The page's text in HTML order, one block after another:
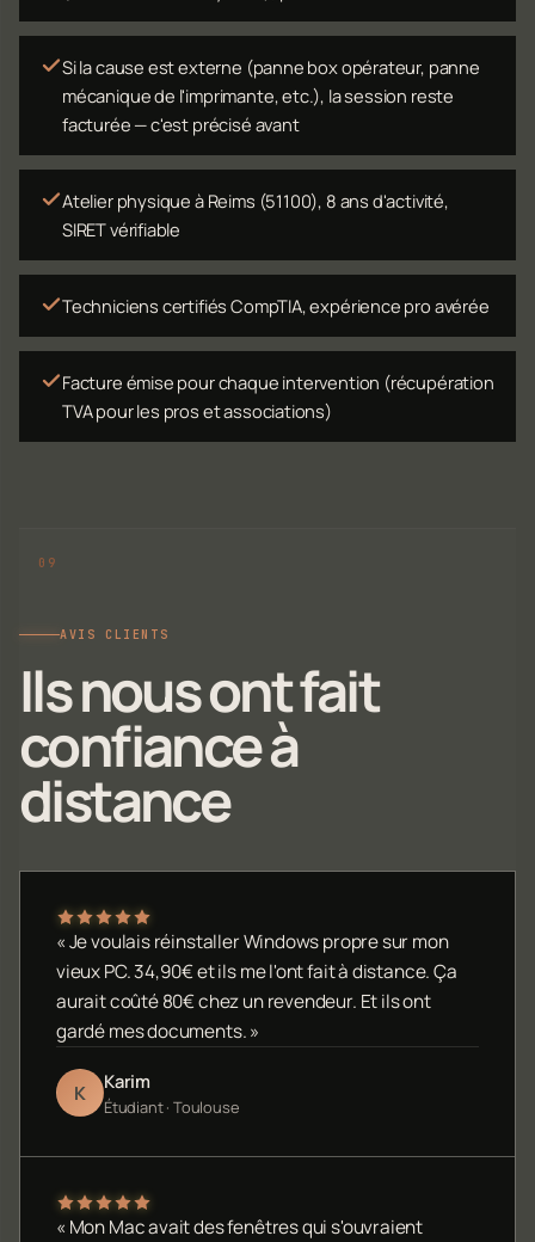
Si la cause est externe (panne box opérateur, panne
mécanique de l'imprimante, etc.), la session reste
facturée — c'est précisé avant
Atelier physique à Reims (51100), 8 ans d'activité,
SIRET vérifiable
Techniciens certifiés CompTIA, expérience pro avérée
Facture émise pour chaque intervention (récupération
TVA pour les pros et associations)
AVIS CLIENTS
Ils nous ont fait
confiance à
distance
« Je voulais réinstaller Windows propre sur mon
vieux PC. 34,90€ et ils me l'ont fait à distance. Ça
aurait coûté 80€ chez un revendeur. Et ils ont
gardé mes documents. »
K Karim
Étudiant · Toulouse
« Mon Mac avait des fenêtres qui s'ouvraient